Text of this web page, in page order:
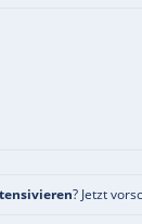
? Jetzt